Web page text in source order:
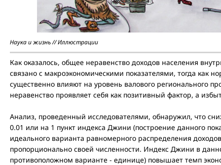
Наука и жизнь // Иллюстрации
Как оказалось, общее неравенство доходов населения
связано с макроэкономическими показателями, тогда как
существенно влияют на уровень валового регионального
неравенство проявляет себя как позитивный фактор, а
Анализ, проведенный исследователями, обнаружил, что
0.01 или на 1 пункт индекса Джини (построение данного
идеального варианта равномерного распределения
пропорционально своей численности. Индекс Джини в
противоположном варианте - единице) повышает темп